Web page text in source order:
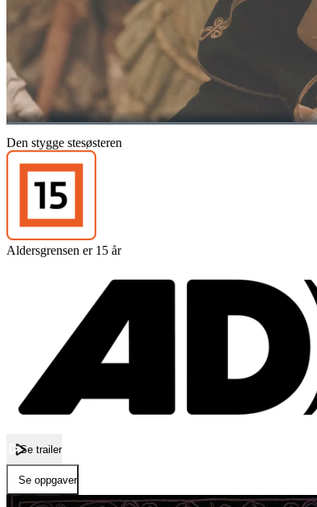
Den stygge stesøsteren
Aldersgrensen er 15 år
Se trailer
Se oppgaver